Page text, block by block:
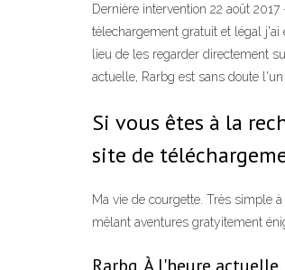
Dernière intervention 22 août
télechargement gratuit et légal j'ai
lieu de les regarder directement
actuelle, Rarbg est sans doute
Si vous êtes à la
site de
Ma vie de courgette. Très simple
mêlant aventures gratyitement